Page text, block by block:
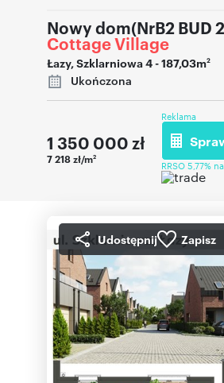
Nowy dom(NrB2 BUD
Cottage Village
Łazy,Szklarniowa 4- 187,03m2
Ukończona
1 350 000 zł
7 218 zł/m2
Reklama
RRSO 5,77%
Udostępnij Zapisz